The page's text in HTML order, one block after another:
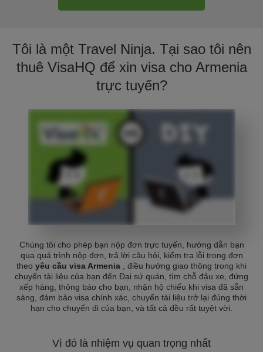
Tôi là một Travel Ninja. Tại sao tôi nên
thuê VisaHQ để xin visa cho Armenia
trực tuyến?
Chúng tôi cho phép bạn nộp đơn trực tuyến, hướng dẫn bạn
qua quá trình nộp đơn, trả lời câu hỏi, kiểm tra lỗi trong đơn
theo yêu cầu visa Armenia
, điều hướng giao thông trong khi
chuyển tài liệu của bạn đến Đại sứ quán, tìm chỗ đậu xe, đứng
xếp hàng, thông báo cho bạn, nhận hộ chiếu khi visa đã sẵn
sàng, đảm bảo visa chính xác, chuyển tài liệu trở lại đúng thời
hạn cho chuyến đi của bạn, và tất cả đều rất tuyệt vời.
Vì đó là nhiệm vụ quan trọng nhất